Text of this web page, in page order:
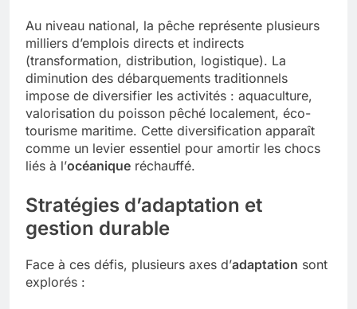
Au niveau national, la pêche représente plusieurs
milliers d’emplois directs et indirects
(transformation, distribution, logistique). La
diminution des débarquements traditionnels
impose de diversifier les activités : aquaculture,
valorisation du poisson pêché localement, éco-
tourisme maritime. Cette diversification apparaît
comme un levier essentiel pour amortir les chocs
liés à l’océanique réchauffé.
Stratégies d’adaptation et
gestion durable
Face à ces défis, plusieurs axes d’adaptation sont
explorés :